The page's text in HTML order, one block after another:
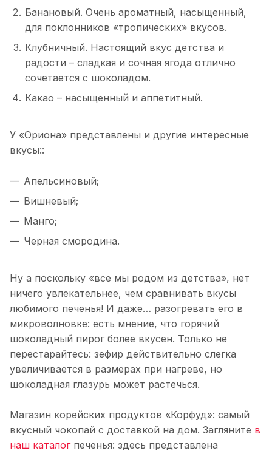
Банановый. Очень ароматный, насыщенный,
для поклонников «тропических» вкусов.
Клубничный. Настоящий вкус детства и
радости – сладкая и сочная ягода отлично
сочетается с шоколадом.
Какао – насыщенный и аппетитный.
У «Ориона» представлены и другие интересные
вкусы::
Апельсиновый;
Вишневый;
Манго;
Черная смородина.
Ну а поскольку «все мы родом из детства», нет
ничего увлекательнее, чем сравнивать вкусы
любимого печенья! И даже… разогревать его в
микроволновке: есть мнение, что горячий
шоколадный пирог более вкусен. Только не
перестарайтесь: зефир действительно слегка
увеличивается в размерах при нагреве, но
шоколадная глазурь может растечься.
Магазин корейских продуктов «Корфуд»: самый
вкусный чокопай с доставкой на дом. Загляните в
наш каталогпеченья: здесь представлена